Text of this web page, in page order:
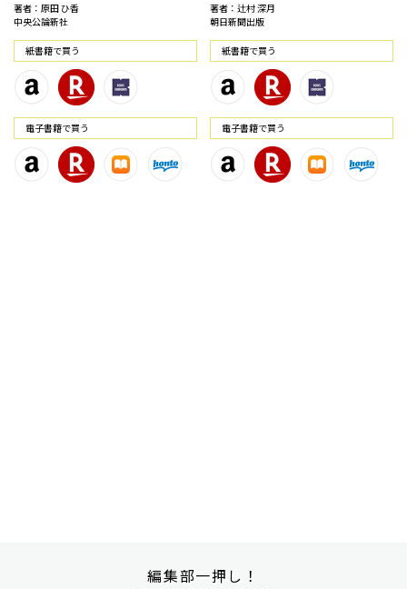
著者：原田 ひ香
中央公論新社
紙書籍で買う
電⼦書籍で買う
著者：辻村 深月
朝日新聞出版
紙書籍で買う
電⼦書籍で買う
編集部一押し！